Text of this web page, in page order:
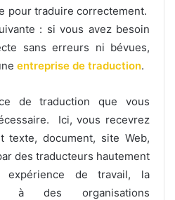
pour traduire correctement.
: si vous avez besoin
sans erreurs ni bévues,
entreprise de traduction.
de traduction que vous
Ici, vous recevrez
texte, document, site Web,
des traducteurs hautement
expérience de travail, la
à des organisations